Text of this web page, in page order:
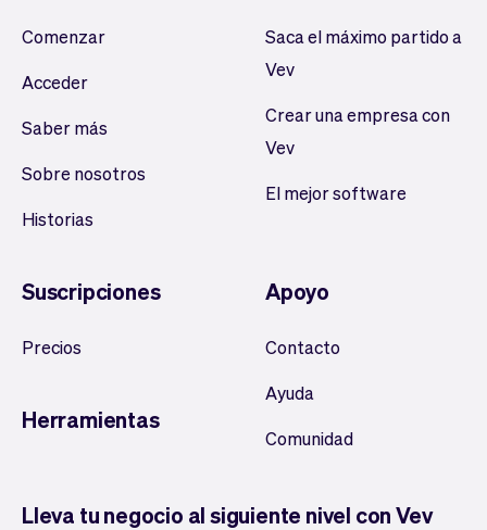
Comenzar
Acceder
Saber más
Sobre nosotros
Historias
Saca el máximo partido a
Vev
Crear una empresa con
Vev
El mejor software
Suscripciones
Precios
Herramientas
Apoyo
Contacto
Ayuda
Comunidad
Lleva tu negocio al siguiente nivel con Vev